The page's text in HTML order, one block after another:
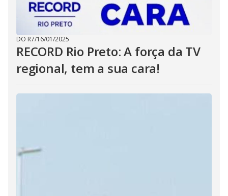
DO R7/16/01/2025
RECORD Rio Preto: A força da TV
regional, tem a sua cara!